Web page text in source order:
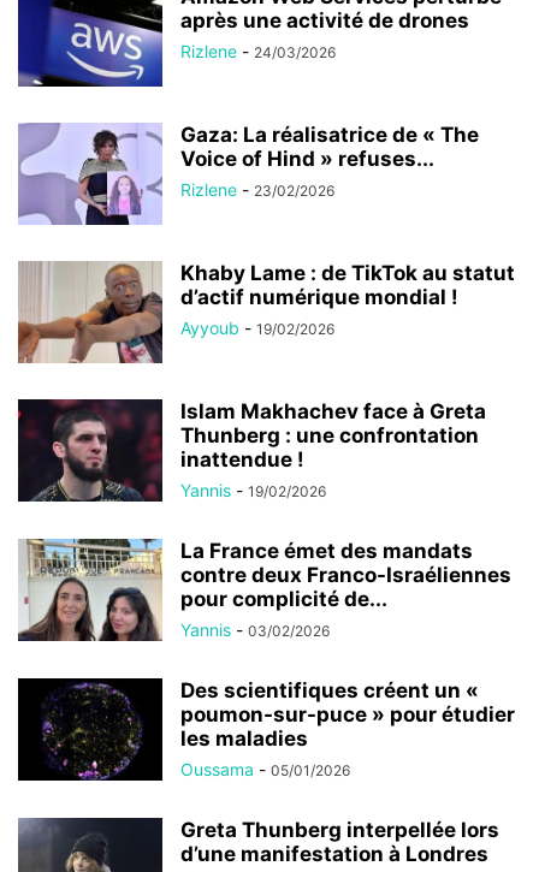
après une activité de drones
Rizlene - 24/03/2026
Gaza: La réalisatrice de « The
Voice of Hind » refuses...
Rizlene - 23/02/2026
Khaby Lame : de TikTok au statut
d’actif numérique mondial !
Ayyoub - 19/02/2026
Islam Makhachev face à Greta
Thunberg : une confrontation
inattendue !
Yannis - 19/02/2026
La France émet des mandats
contre deux Franco-Israéliennes
pour complicité de...
Yannis - 03/02/2026
Des scientifiques créent un «
poumon-sur-puce » pour étudier
les maladies
Oussama - 05/01/2026
Greta Thunberg interpellée lors
d’une manifestation à Londres